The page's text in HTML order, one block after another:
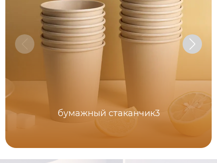
бумажный стаканчик3